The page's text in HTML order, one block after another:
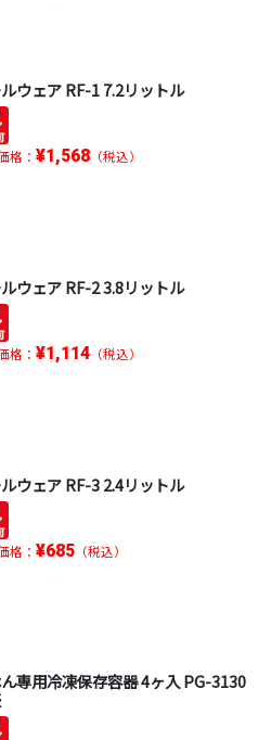
ウェア RF-1 7.2リットル
格： ¥1,568（税込）
ウェア RF-2 3.8リットル
格： ¥1,114（税込）
ウェア RF-3 2.4リットル
格： ¥685（税込）
専用冷凍保存容器 4ヶ入 PG-3130